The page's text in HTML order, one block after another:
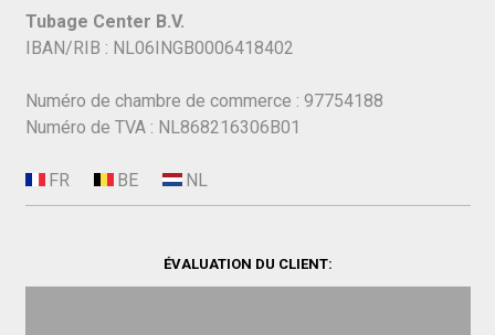
Tubage Center B.V.
IBAN/RIB : NL06INGB0006418402
Numéro de chambre de commerce : 97754188
Numéro de TVA : NL868216306B01
ÉVALUATION DU CLIENT: